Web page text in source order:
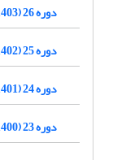
دوره 26 (1403)
دوره 25 (1402)
دوره 24 (1401)
دوره 23 (1400)